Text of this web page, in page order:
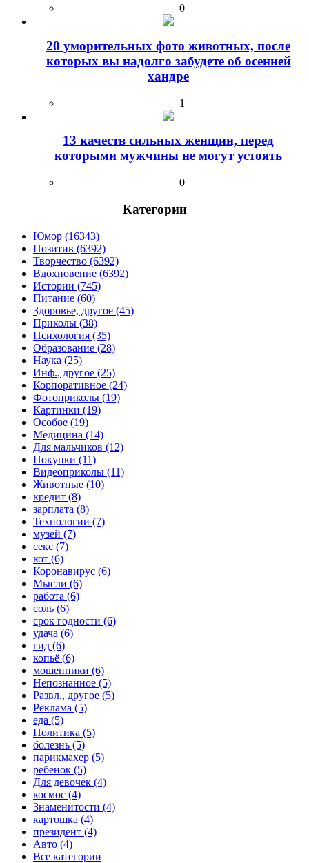
0
20 уморительных фото животных, после
которых вы надолго забудете об осенней
хандре
1
13 качеств сильных женщин, перед
которыми мужчины не могут устоять
0
Категории
Юмор (16343)
Позитив (6392)
Творчество (6392)
Вдохновение (6392)
Истории (745)
Питание (60)
Здоровье, другое (45)
Приколы (38)
Психология (35)
Образование (28)
Наука (25)
Инф., другое (25)
Корпоративное (24)
Фотоприколы (19)
Картинки (19)
Особое (19)
Медицина (14)
Для мальчиков (12)
Покупки (11)
Видеоприколы (11)
Животные (10)
кредит (8)
зарплата (8)
Технологии (7)
музей (7)
секс (7)
кот (6)
Коронавирус (6)
Мысли (6)
работа (6)
соль (6)
срок годности (6)
удача (6)
гид (6)
копьё (6)
мошенники (6)
Непознанное (5)
Развл., другое (5)
Реклама (5)
еда (5)
Политика (5)
болезнь (5)
парикмахер (5)
ребенок (5)
Для девочек (4)
космос (4)
Знаменитости (4)
картошка (4)
президент (4)
Авто (4)
Все категории